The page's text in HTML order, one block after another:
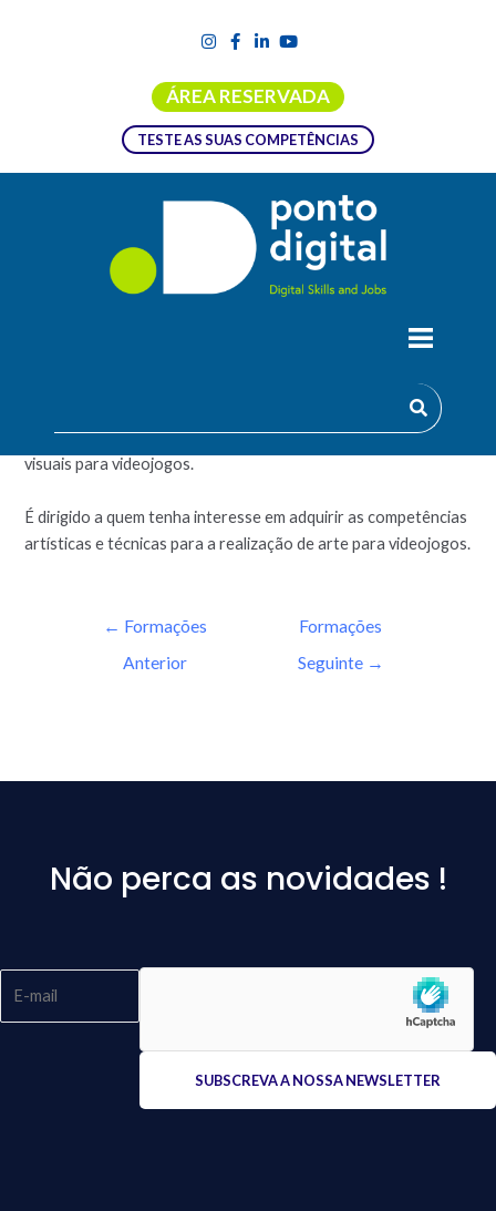
ÁREA RESERVADA
TESTE AS SUAS COMPETÊNCIAS
O curso de Game Art especializa-se na criação de conteúdos
visuais para videojogos.
É dirigido a quem tenha interesse em adquirir as competências
artísticas e técnicas para a realização de arte para videojogos.
← Formações
Anterior
Formações
Seguinte →
Não perca as novidades !